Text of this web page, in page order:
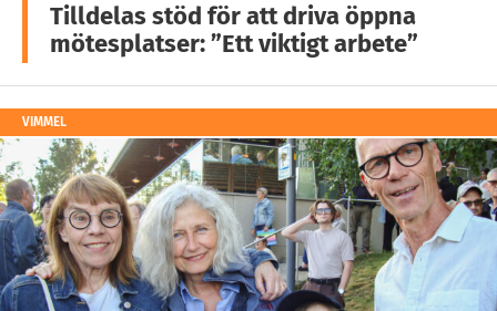
Tilldelas stöd för att driva öppna
mötesplatser: ”Ett viktigt arbete”
VIMMEL